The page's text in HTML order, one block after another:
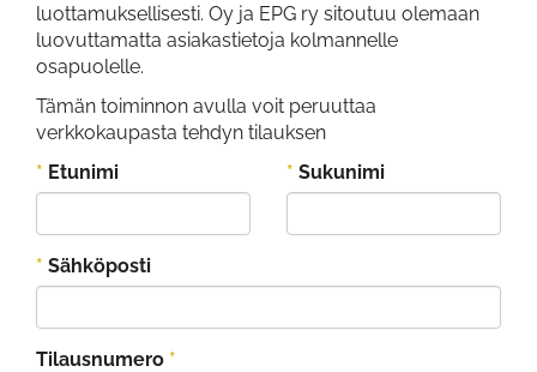
luottamuksellisesti. Oy ja EPG ry sitoutuu olemaan
luovuttamatta asiakastietoja kolmannelle
osapuolelle.
Tämän toiminnon avulla voit peruuttaa
verkkokaupasta tehdyn tilauksen
* Etunimi * Sukunimi
* Sähköposti
Tilausnumero *